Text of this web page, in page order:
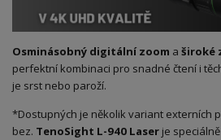
Osminásobný digitální zoom a široké
perfektní kombinaci pro snadné čtení i
je srst nebo paroží.
*Dostupných je několik variant externích
bez. TenoSight L-940 Laser je